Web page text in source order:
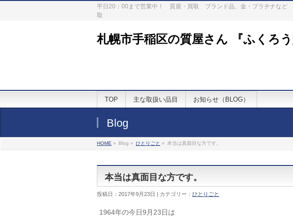
平日20：00まで営業中！ 質屋・買取 ブランド品、金・プラチナなど
取
札幌市手稲区の質屋さん 『ふくろ
TOP 主な取扱い品目 お知らせ（BLOG）
Blog
HOME » Blog » ひとりごと » 本当は真面目な方です。
本当は真面目な方です。
投稿日：2017年9月23日 | カテゴリー： ひとりごと
1964年の今日9月23日は